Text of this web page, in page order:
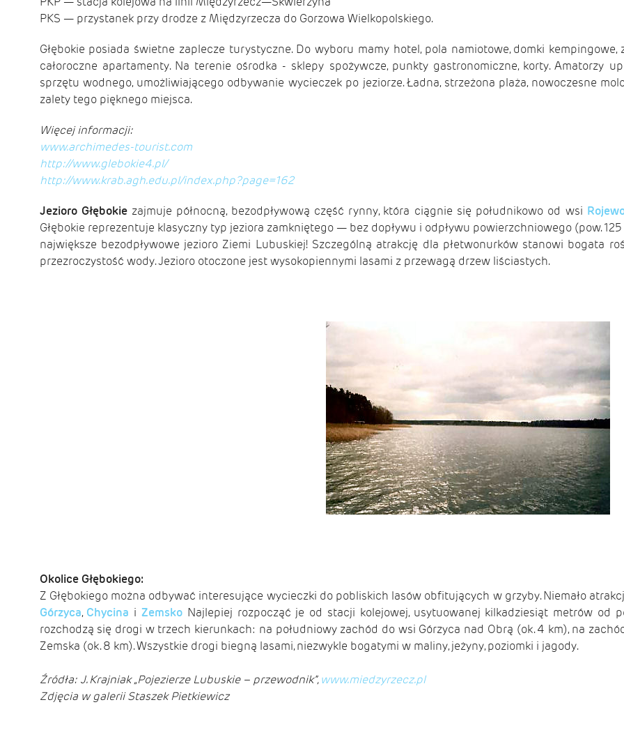
PKS — przystanek przy drodze z Międzyrzecza do Gorzowa Wielkopolskiego.
Głębokie posiada świetne zaplecze turystyczne. Do wyboru mamy hotel, pola namiotowe, domki
całoroczne apartamenty. Na terenie ośrodka - sklepy spożywcze, punkty gastronomiczne, korty. Amatorzy
sprzętu wodnego, umożliwiającego odbywanie wycieczek po jeziorze. Ładna, strzeżona plaża, nowoczesne
zalety tego pięknego miejsca.
Więcej informacji:
www.archimedes-tourist.com
http://www.glebokie4.pl/
http://www.krab.agh.edu.pl/index.php?page=162
Jezioro Głębokiezajmuje północną, bezodpływową część rynny, która ciągnie się południkowo od wsi
Głębokie reprezentuje klasyczny typ jeziora za­mkniętego — bez dopływu i odpływu powierzchniowego (pow. 125
największe bezodpływowe jezioro Ziemi Lubuskiej! Szczególną atrakcję dla płetwonurków stano­wi bogata
przezroczystość wody. Jezioro otoczone jest wysokopiennymi lasami z przewagą drzew liściastych.
Okolice Głębokiego:
Z Głębokiego można odbywać interesujące wycieczki do pobliskich lasów obfitujących w grzyby. Niemało
Górzyca, Chycina i ZemskoNajlepiej rozpocząć je od stacji kolejowej, usytuowa­nej kilkadziesiąt metrów od
rozchodzą się drogi w trzech kierunkach: na południowy zachód do wsi Gó­rzyca nad Obrą (ok. 4 km), na
Zemska (ok. 8 km). Wszystkie drogi biegną lasami, niezwykle bogatymi w maliny, jeżyny, poziomki i jagody.
Źródła: J. Krajniak „Pojezierze Lubuskie – przewodnik”,www.miedzyrzecz.pl
Zdjęcia w galerii Staszek Pietkiewicz